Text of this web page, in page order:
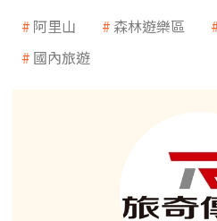
阿里山 森林遊樂區
國內旅遊